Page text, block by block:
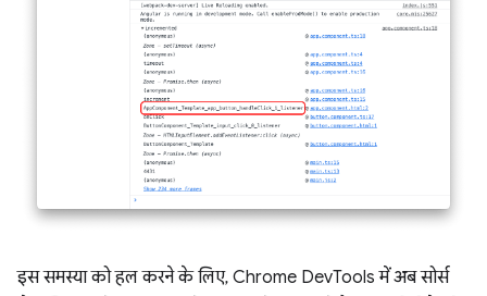
इस समस्या को हल करने के लिए, Chrome DevTools में अब सोर्स